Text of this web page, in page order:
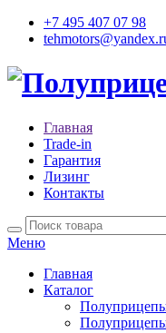
+7 495 407 07 98
Главная
Trade-in
Гарантия
Лизинг
Контакты
Меню
Главная
Каталог